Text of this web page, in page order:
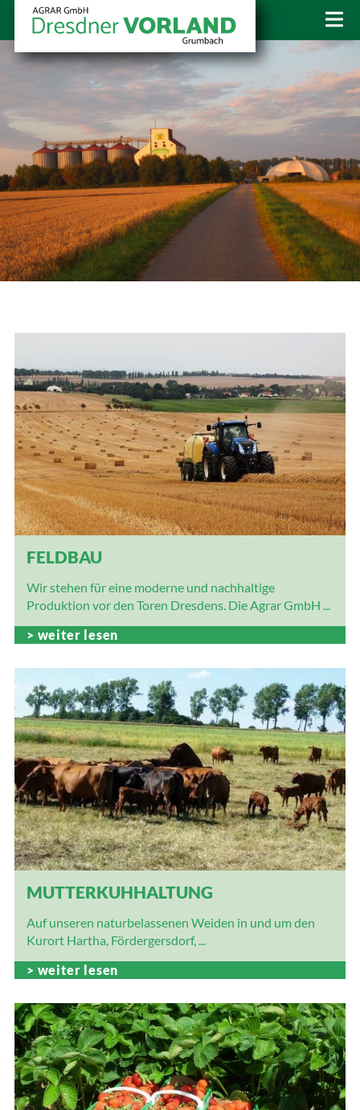
AGRAR GmbH "Dresdner Vorland"
Wilsdruffer Str. 10
01723 Grumbach
FELDBAU
Wir stehen für eine moderne und nachhaltige
Produktion vor den Toren Dresdens. Die Agrar GmbH ...
weiter lesen
MUTTERKUHHALTUNG
Auf unseren naturbelassenen Weiden in und um den
Kurort Hartha, Fördergersdorf, ...
weiter lesen